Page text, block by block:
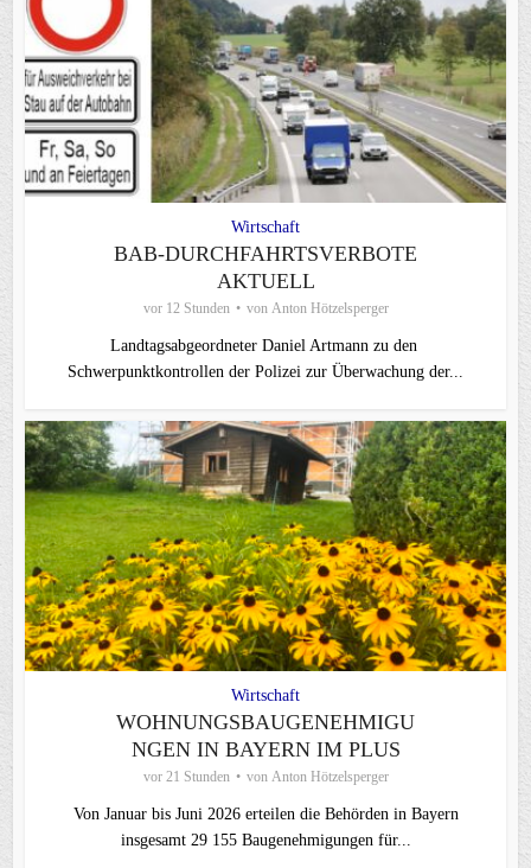
Wirtschaft
BAB-DURCHFAHRTSVERBOTE
AKTUELL
vor 12 Stunden von Anton Hötzelsperger
Landtagsabgeordneter Daniel Artmann zu den
Schwerpunktkontrollen der Polizei zur Überwachung der...
Wirtschaft
WOHNUNGSBAUGENEHMIGU
NGEN IN BAYERN IM PLUS
vor 21 Stunden von Anton Hötzelsperger
Von Januar bis Juni 2026 erteilen die Behörden in Bayern
insgesamt 29 155 Baugenehmigungen für...